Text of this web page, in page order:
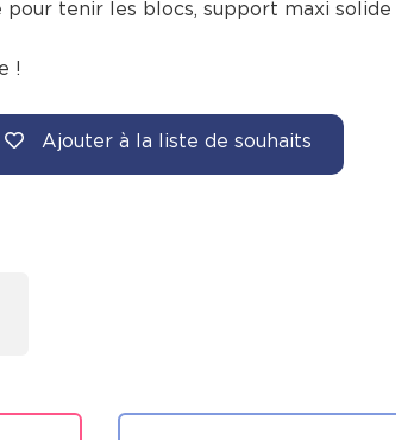
tenir les blocs, support maxi solide
!
Ajouter à la liste de souhaits